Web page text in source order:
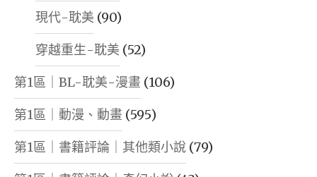
現代-耽美 (90)
穿越重生-耽美 (52)
第1區｜BL-耽美-漫畫 (106)
第1區｜動漫、動畫 (595)
第1區｜書籍評論｜其他類小說 (79)